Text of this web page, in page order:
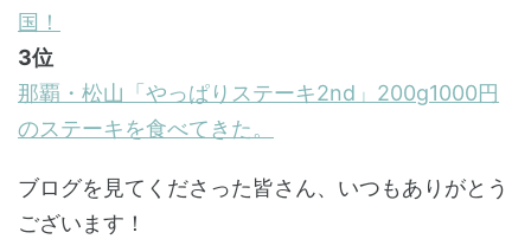
国！
3位
那覇・松山「やっぱりステーキ2nd」200g1000円
のステーキを食べてきた。
ブログを見てくださった皆さん、いつもありがとう
ございます！